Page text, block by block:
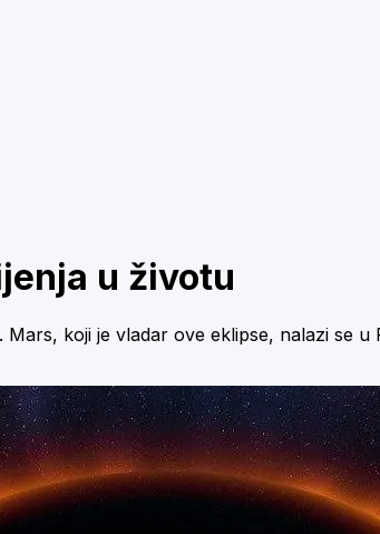
u životu
koji je vladar ove eklipse, nalazi se u